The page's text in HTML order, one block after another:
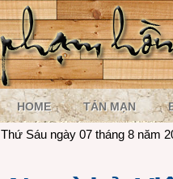
HOME TẢN MẠN
Thứ Sáu ngày 07 tháng 8 năm